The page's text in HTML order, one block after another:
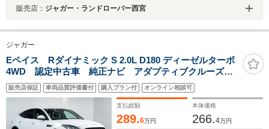
販売店： ジャガー・ランドローバー西宮
ジャガー
Eペイス Rダイナミック S 2.0L D180 ディーゼルターボ
4WD 認定中古車 純正ナビ アダプティブクルーズコ
ントロール インタラクティブドライバーディスプレ
イ LEDヘッドライト シートヒーター パワーバック
ドア ブラックパック 20インチブラックアルミホイー
販売店保証 車両品質評価書付 購入プラン付 オンライン相談可
支払総額
289.6万円
本体価格
266.4万円